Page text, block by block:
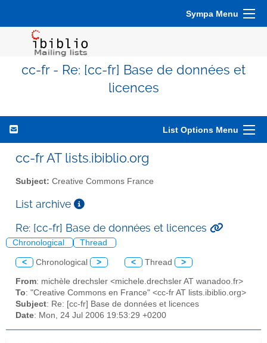
Sympa Menu
cc-fr - Re: [cc-fr] Base de données et
licences
List Options Menu
cc-fr AT lists.ibiblio.org
Subject: Creative Commons France
List archive
Re: [cc-fr] Base de données et licences
Chronological Thread
< Chronological > < Thread >
From: michèle drechsler <michele.drechsler AT wanadoo.fr>
To: "Creative Commons en France" <cc-fr AT lists.ibiblio.org>
Subject: Re: [cc-fr] Base de données et licences
Date: Mon, 24 Jul 2006 19:53:29 +0200